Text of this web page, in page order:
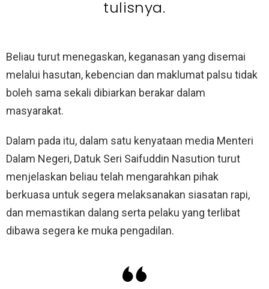
tulisnya.
Beliau turut menegaskan, keganasan yang disemai
melalui hasutan, kebencian dan maklumat palsu tidak
boleh sama sekali dibiarkan berakar dalam
masyarakat.
Dalam pada itu, dalam satu kenyataan media Menteri
Dalam Negeri, Datuk Seri Saifuddin Nasution turut
menjelaskan beliau telah mengarahkan pihak
berkuasa untuk segera melaksanakan siasatan rapi,
dan memastikan dalang serta pelaku yang terlibat
dibawa segera ke muka pengadilan.